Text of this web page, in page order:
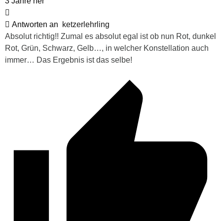
Antworten an
ketzerlehrling
Absolut richtig!! Zumal es absolut egal ist ob nun Rot, dunkel
Rot, Grün, Schwarz, Gelb…, in welcher Konstellation auch
immer… Das Ergebnis ist das selbe!